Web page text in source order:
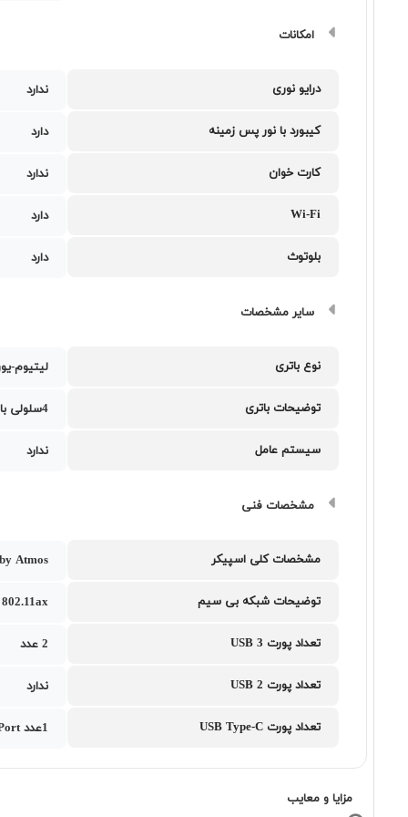
امکانات
درایو نوری ندارد
کیبورد با نور پس زمینه دارد
کارت خوان ندارد
Wi-Fi دارد
بلوتوث دارد
سایر مشخصات
نوع باتری لیتیوم-
توضیحات باتری 4سلولی با ظرفیت 90 وات ساعت
سیستم عامل ندارد
مشخصات فنی
مشخصات کلی اسپیکر Atmos
توضیحات شبکه بی سیم 802.11ax
تعداد پورت USB 3 2 عدد
تعداد پورت USB 2 ندارد
تعداد پورت USB Type-C 1عدد USB 3.2 Gen 2 Type-C support DisplayPort به همراه 1 عدد Thunderbolt 4 support DisplayPort
مزایا و معایب